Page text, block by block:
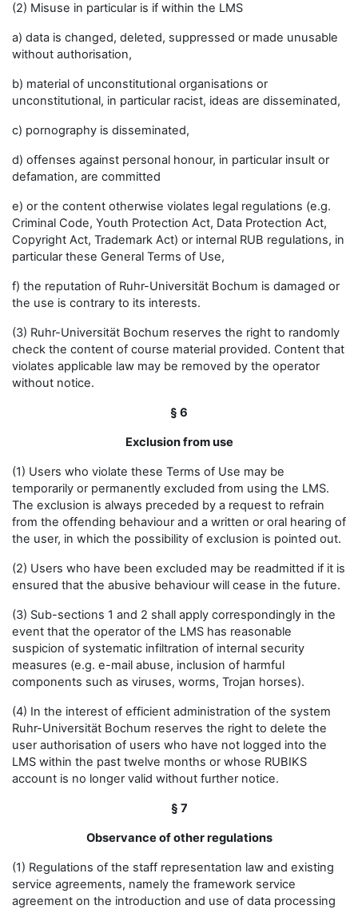
(2) Misuse in particular is if within the LMS
a) data is changed, deleted, suppressed or made unusable
without authorisation,
b) material of unconstitutional organisations or
unconstitutional, in particular racist, ideas are disseminated,
c) pornography is disseminated,
d) offenses against personal honour, in particular insult or
defamation, are committed
e) or the content otherwise violates legal regulations (e.g.
Criminal Code, Youth Protection Act, Data Protection Act,
Copyright Act, Trademark Act) or internal RUB regulations, in
particular these General Terms of Use,
f) the reputation of Ruhr-Universität Bochum is damaged or
the use is contrary to its interests.
(3) Ruhr-Universität Bochum reserves the right to randomly
check the content of course material provided. Content that
violates applicable law may be removed by the operator
without notice.
§ 6
Exclusion from use
(1) Users who violate these Terms of Use may be
temporarily or permanently excluded from using the LMS.
The exclusion is always preceded by a request to refrain
from the offending behaviour and a written or oral hearing of
the user, in which the possibility of exclusion is pointed out.
(2) Users who have been excluded may be readmitted if it is
ensured that the abusive behaviour will cease in the future.
(3) Sub-sections 1 and 2 shall apply correspondingly in the
event that the operator of the LMS has reasonable
suspicion of systematic infiltration of internal security
measures (e.g. e-mail abuse, inclusion of harmful
components such as viruses, worms, Trojan horses).
(4) In the interest of efficient administration of the system
Ruhr-Universität Bochum reserves the right to delete the
user authorisation of users who have not logged into the
LMS within the past twelve months or whose RUBIKS
account is no longer valid without further notice.
§ 7
Observance of other regulations
(1) Regulations of the staff representation law and existing
service agreements, namely the framework service
agreement on the introduction and use of data processing